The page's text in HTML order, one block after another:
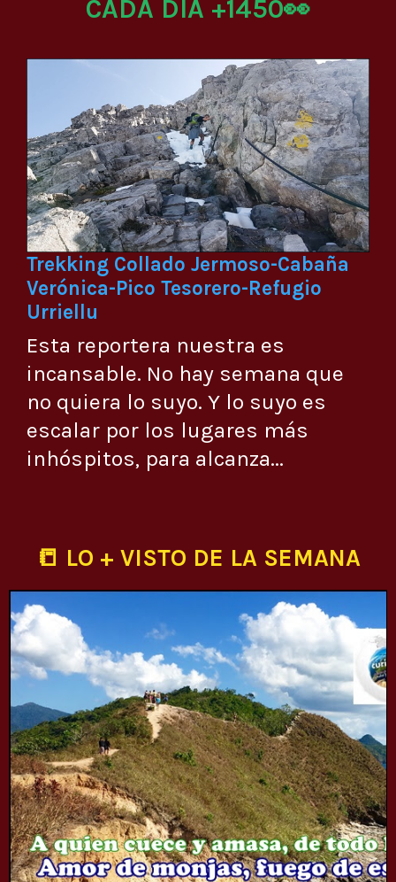
CADA DÍA +1450👀
Trekking Collado Jermoso-Cabaña
Verónica-Pico Tesorero-Refugio
Urriellu
Esta reportera nuestra es
incansable. No hay semana que
no quiera lo suyo. Y lo suyo es
escalar por los lugares más
inhóspitos, para alcanza...
📒 LO + VISTO DE LA SEMANA